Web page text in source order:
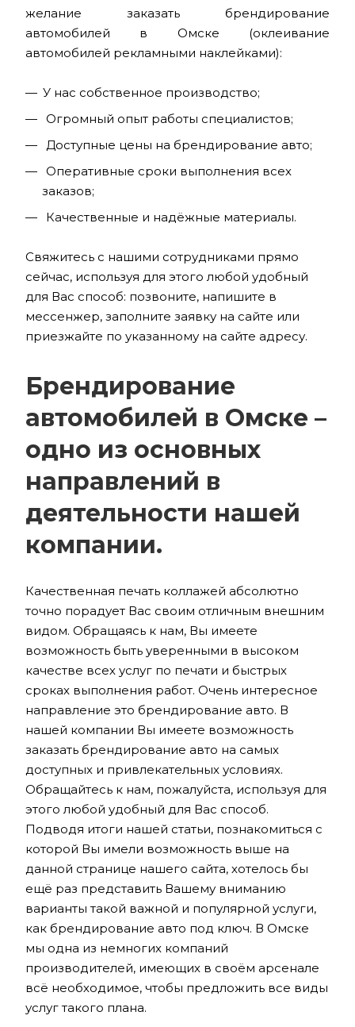
желание заказать брендирование
автомобилей в Омске (оклеивание
автомобилей рекламными наклейками):
У нас собственное производство;
Огромный опыт работы специалистов;
Доступные цены на брендирование авто;
Оперативные сроки выполнения всех
заказов;
Качественные и надёжные материалы.
Свяжитесь с нашими сотрудниками прямо
сейчас, используя для этого любой удобный
для Вас способ: позвоните, напишите в
мессенжер, заполните заявку на сайте или
приезжайте по указанному на сайте адресу.
Брендирование
автомобилей в Омске –
одно из основных
направлений в
деятельности нашей
компании.
Качественная печать коллажей абсолютно
точно порадует Вас своим отличным внешним
видом. Обращаясь к нам, Вы имеете
возможность быть уверенными в высоком
качестве всех услуг по печати и быстрых
сроках выполнения работ. Очень интересное
направление это брендирование авто. В
нашей компании Вы имеете возможность
заказать брендирование авто на самых
доступных и привлекательных условиях.
Обращайтесь к нам, пожалуйста, используя для
этого любой удобный для Вас способ.
Подводя итоги нашей статьи, познакомиться с
которой Вы имели возможность выше на
данной странице нашего сайта, хотелось бы
ещё раз представить Вашему вниманию
варианты такой важной и популярной услуги,
как брендирование авто под ключ. В Омске
мы одна из немногих компаний
производителей, имеющих в своём арсенале
всё необходимое, чтобы предложить все виды
услуг такого плана.